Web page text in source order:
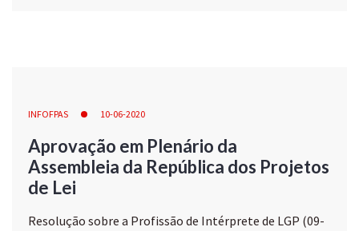
INFOFPAS 10-06-2020
Aprovação em Plenário da
Assembleia da República dos Projetos
de Lei
Resolução sobre a Profissão de Intérprete de LGP (09-